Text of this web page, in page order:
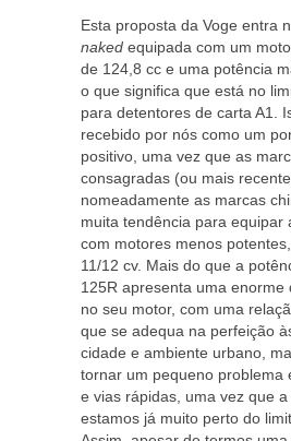
Esta proposta da Voge entra
naked equipada com um
de 124,8 cc e uma potência
o que significa que está no
para detentores de carta A1.
recebido por nós como um
positivo, uma vez que as
consagradas (ou mais
nomeadamente as marcas
muita tendência para equipar
com motores menos
11/12 cv. Mais do que a
125R apresenta uma enorme
no seu motor, com uma
que se adequa na perfeição
cidade e ambiente urbano,
tornar um pequeno problema
e vias rápidas, uma vez que
estamos já muito perto do